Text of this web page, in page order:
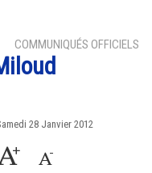
COMMUNIQUÉS OFFICIELS
28 Janvier 2012